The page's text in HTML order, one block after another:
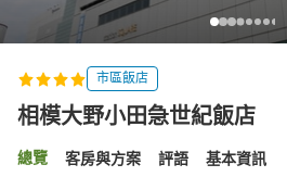
市區飯店
相模大野小田急世紀飯店
總覽 客房與方案 評語 基本資訊